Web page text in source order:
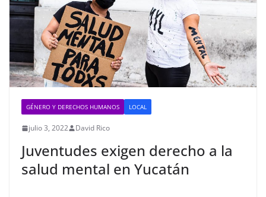
GÉNERO Y DERECHOS HUMANOS LOCAL
julio 3, 2022 David Rico
Juventudes exigen derecho a la
salud mental en Yucatán